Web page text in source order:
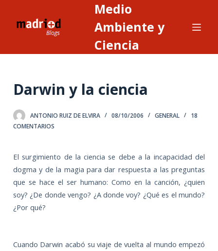
o
e
n
d
o
Medio
Ambiente y
Ciencia
Darwin y la ciencia
ANTONIO RUIZ DE ELVIRA 08/10/2006 GENERAL
18
COMENTARIOS
El surgimiento de la ciencia se debe a la incapacidad del
dogma y de la magia para dar respuesta a las preguntas
que se hace el ser humano: Como en la canción, ¿quien
soy? ¿De donde vengo? ¿A donde voy? ¿Qué es el mundo?
¿Por qué?
Cuando Darwin acabó su viaje de vuelta al mundo empezó